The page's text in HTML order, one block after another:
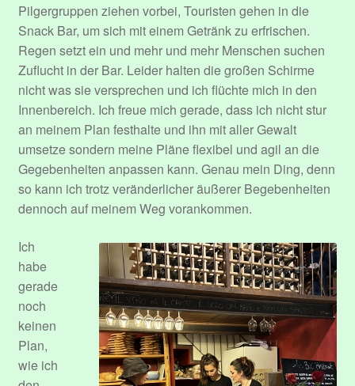
Pilgergruppen ziehen vorbei, Touristen gehen in die
Snack Bar, um sich mit einem Getränk zu erfrischen.
Regen setzt ein und mehr und mehr Menschen suchen
Zuflucht in der Bar. Leider halten die großen Schirme
nicht was sie versprechen und ich flüchte mich in den
Innenbereich. Ich freue mich gerade, dass ich nicht stur
an meinem Plan festhalte und ihn mit aller Gewalt
umsetze sondern meine Pläne flexibel und agil an die
Gegebenheiten anpassen kann. Genau mein Ding, denn
so kann ich trotz veränderlicher äußerer Begebenheiten
dennoch auf meinem Weg vorankommen.
Ich
habe
gerade
noch
keinen
Plan,
wie ich